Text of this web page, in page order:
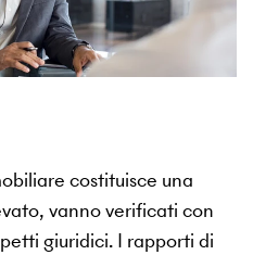
costituisce una
vanno verificati con
giuridici. I rapporti di